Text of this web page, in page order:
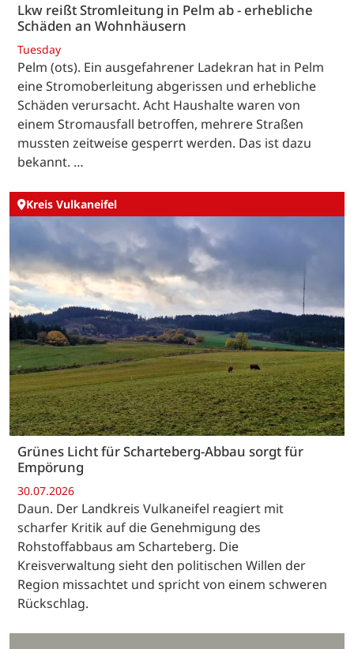
Lkw reißt Stromleitung in Pelm ab - erhebliche
Schäden an Wohnhäusern
Tuesday
Pelm (ots). Ein ausgefahrener Ladekran hat in Pelm
eine Stromoberleitung abgerissen und erhebliche
Schäden verursacht. Acht Haushalte waren von
einem Stromausfall betroffen, mehrere Straßen
mussten zeitweise gesperrt werden. Das ist dazu
bekannt. …
Kreis Vulkaneifel
Grünes Licht für Scharteberg-Abbau sorgt für
Empörung
30.07.2026
Daun. Der Landkreis Vulkaneifel reagiert mit
scharfer Kritik auf die Genehmigung des
Rohstoffabbaus am Scharteberg. Die
Kreisverwaltung sieht den politischen Willen der
Region missachtet und spricht von einem schweren
Rückschlag.